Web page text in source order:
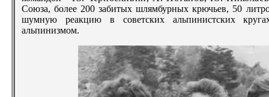
Союза, более 200 забитых шлямбурных крючьев, 50
шумную реакцию в советских альпинистских
альпинизмом.